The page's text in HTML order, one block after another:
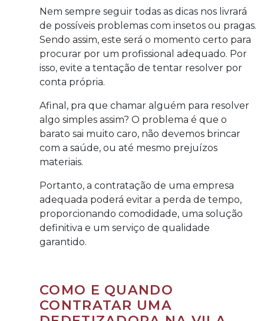
Nem sempre seguir todas as dicas nos livrará
de possíveis problemas com insetos ou pragas.
Sendo assim, este será o momento certo para
procurar por um profissional adequado. Por
isso, evite a tentação de tentar resolver por
conta própria.
Afinal, pra que chamar alguém para resolver
algo simples assim? O problema é que o
barato sai muito caro, não devemos brincar
com a saúde, ou até mesmo prejuízos
materiais.
Portanto, a contratação de uma empresa
adequada poderá evitar a perda de tempo,
proporcionando comodidade, uma solução
definitiva e um serviço de qualidade
garantido.
COMO E QUANDO
CONTRATAR UMA